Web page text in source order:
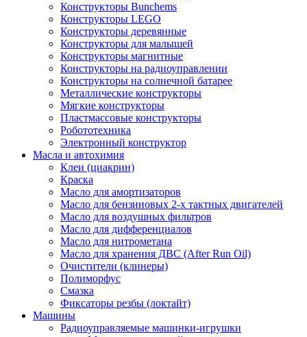
Конструкторы Bunchems
Конструкторы LEGO
Конструкторы деревянные
Конструкторы для малышей
Конструкторы магнитные
Конструкторы на радиоуправлении
Конструкторы на солнечной батарее
Металлические конструкторы
Мягкие конструкторы
Пластмассовые конструкторы
Робототехника
Электронный конструктор
Масла и автохимия
Клеи (циакрин)
Краска
Масло для амортизаторов
Масло для бензиновых 2-х тактных двигателей
Масло для воздушных фильтров
Масло для дифференциалов
Масло для нитрометана
Масло для хранения ДВС (After Run Oil)
Очистители (клинеры)
Полиморфус
Смазка
Фиксаторы резбы (локтайт)
Машины
Радиоуправляемые машинки-игрушки